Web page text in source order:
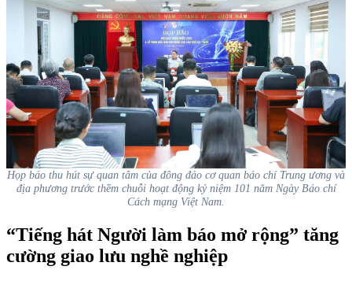
Họp báo thu hút sự quan tâm của đông đảo cơ quan báo chí Trung ương và
địa phương trước thềm chuỗi hoạt động kỷ niệm 101 năm Ngày Báo chí
Cách mạng Việt Nam.
“Tiếng hát Người làm báo mở rộng” tăng
cường giao lưu nghề nghiệp